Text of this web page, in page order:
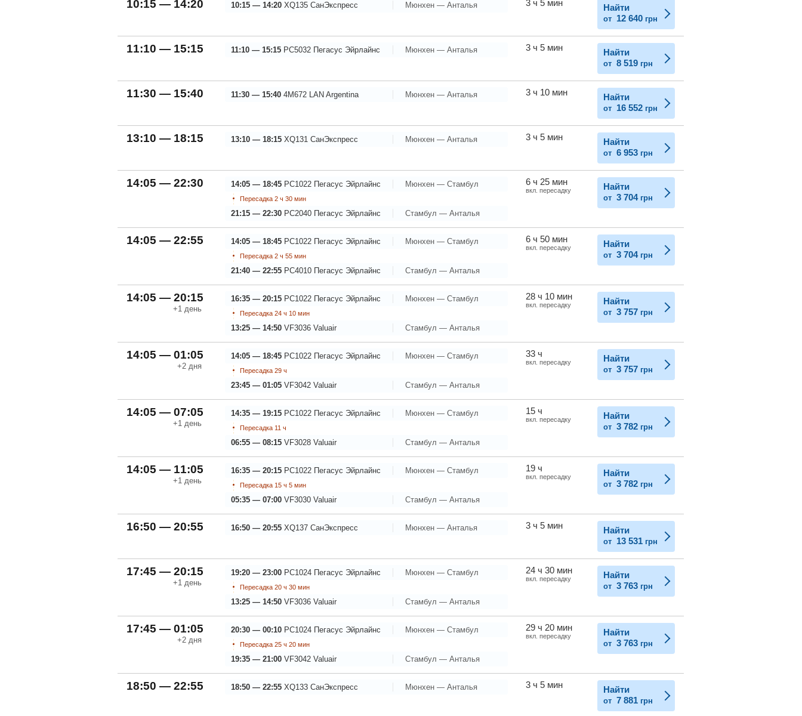
10:15 — 14:20 10:15 — 14:20 XQ135 СанЭкспресс Мюнхен — Анталья 3 ч 5 мин Найти
от 12 640 грн
11:10 — 15:15 11:10 — 15:15 PC5032 Пегасус Эйрлайнс Мюнхен — Анталья 3 ч 5 мин Найти
от 8 519 грн
11:30 — 15:40 11:30 — 15:40 4M672 LAN Argentina Мюнхен — Анталья 3 ч 10 мин Найти
от 16 552 грн
13:10 — 18:15 13:10 — 18:15 XQ131 СанЭкспресс Мюнхен — Анталья 3 ч 5 мин Найти
от 6 953 грн
14:05 — 22:30 14:05 — 18:45 PC1022 Пегасус Эйрлайнс Мюнхен — Стамбул
Пересадка 2 ч 30 мин
21:15 — 22:30 PC2040 Пегасус Эйрлайнс Стамбул — Анталья
6 ч 25 мин
вкл. пересадку Найти
от 3 704 грн
14:05 — 22:55 14:05 — 18:45 PC1022 Пегасус Эйрлайнс Мюнхен — Стамбул
Пересадка 2 ч 55 мин
21:40 — 22:55 PC4010 Пегасус Эйрлайнс Стамбул — Анталья
6 ч 50 мин
вкл. пересадку Найти
от 3 704 грн
14:05 — 20:15
+1 день
16:35 — 20:15 PC1022 Пегасус Эйрлайнс Мюнхен — Стамбул
Пересадка 24 ч 10 мин
13:25 — 14:50 VF3036 Valuair Стамбул — Анталья
28 ч 10 мин
вкл. пересадку Найти
от 3 757 грн
14:05 — 01:05
+2 дня
14:05 — 18:45 PC1022 Пегасус Эйрлайнс Мюнхен — Стамбул
Пересадка 29 ч
23:45 — 01:05 VF3042 Valuair Стамбул — Анталья
33 ч
вкл. пересадку Найти
от 3 757 грн
14:05 — 07:05
+1 день
14:35 — 19:15 PC1022 Пегасус Эйрлайнс Мюнхен — Стамбул
Пересадка 11 ч
06:55 — 08:15 VF3028 Valuair Стамбул — Анталья
15 ч
вкл. пересадку Найти
от 3 782 грн
14:05 — 11:05
+1 день
16:35 — 20:15 PC1022 Пегасус Эйрлайнс Мюнхен — Стамбул
Пересадка 15 ч 5 мин
05:35 — 07:00 VF3030 Valuair Стамбул — Анталья
19 ч
вкл. пересадку Найти
от 3 782 грн
16:50 — 20:55 16:50 — 20:55 XQ137 СанЭкспресс Мюнхен — Анталья 3 ч 5 мин Найти
от 13 531 грн
17:45 — 20:15
+1 день
19:20 — 23:00 PC1024 Пегасус Эйрлайнс Мюнхен — Стамбул
Пересадка 20 ч 30 мин
13:25 — 14:50 VF3036 Valuair Стамбул — Анталья
24 ч 30 мин
вкл. пересадку Найти
от 3 763 грн
17:45 — 01:05
+2 дня
20:30 — 00:10 PC1024 Пегасус Эйрлайнс Мюнхен — Стамбул
Пересадка 25 ч 20 мин
19:35 — 21:00 VF3042 Valuair Стамбул — Анталья
29 ч 20 мин
вкл. пересадку Найти
от 3 763 грн
18:50 — 22:55 18:50 — 22:55 XQ133 СанЭкспресс Мюнхен — Анталья 3 ч 5 мин Найти
от 7 881 грн